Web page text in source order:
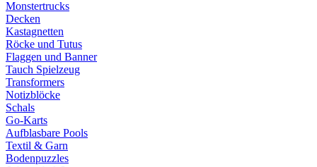
Monstertrucks
Decken
Kastagnetten
Röcke und Tutus
Flaggen und Banner
Tauch Spielzeug
Transformers
Notizblöcke
Schals
Go-Karts
Aufblasbare Pools
Textil & Garn
Bodenpuzzles